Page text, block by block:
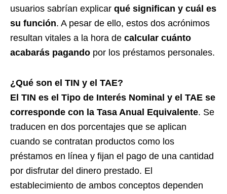
usuarios sabrían explicar qué significan y cuál es
su función. A pesar de ello, estos dos acrónimos
resultan vitales a la hora de calcular cuánto
acabarás pagando por los préstamos personales.
¿Qué son el TIN y el TAE?
El TIN es el Tipo de Interés Nominal y el TAE se
corresponde con la Tasa Anual Equivalente. Se
traducen en dos porcentajes que se aplican
cuando se contratan productos como los
préstamos en línea y fijan el pago de una cantidad
por disfrutar del dinero prestado. El
establecimiento de ambos conceptos dependen